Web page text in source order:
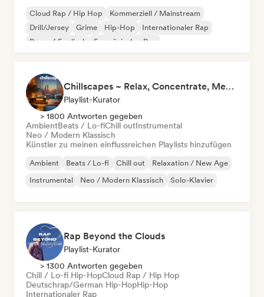
Cloud Rap / Hip Hop
Kommerziell / Mainstream
Drill/Jersey
Grime Hip-Hop
Internationaler Rap
Rap auf Englisch
Französischer Rap
Chillscapes ~ Relax, Concentrate, Meditate, Sleep, Dream
Playlist-Kurator
> 1800 Antworten gegeben
AmbientBeats / Lo-fiChill outInstrumental
Neo / Modern Klassisch
Künstler zu meinen einflussreichen Playlists hinzufügen
Ambient Beats / Lo-fi Chill out
Relaxation / New Age
Instrumental
Neo / Modern Klassisch Solo-Klavier
Rap Beyond the Clouds
Playlist-Kurator
> 1300 Antworten gegeben
Chill / Lo-fi Hip-HopCloud Rap / Hip Hop
Deutschrap/German Hip-HopHip-Hop
Internationaler Rap